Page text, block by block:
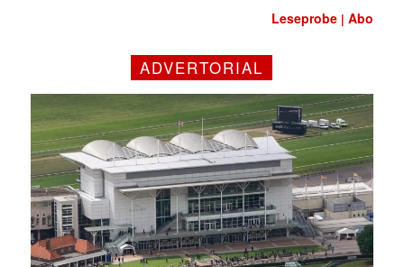
Leseprobe |Abo
ADVERTORIAL